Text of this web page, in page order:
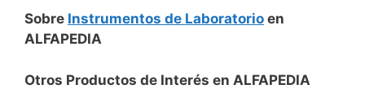
Sobre Instrumentos de Laboratorio en
ALFAPEDIA
Otros Productos de Interés en ALFAPEDIA